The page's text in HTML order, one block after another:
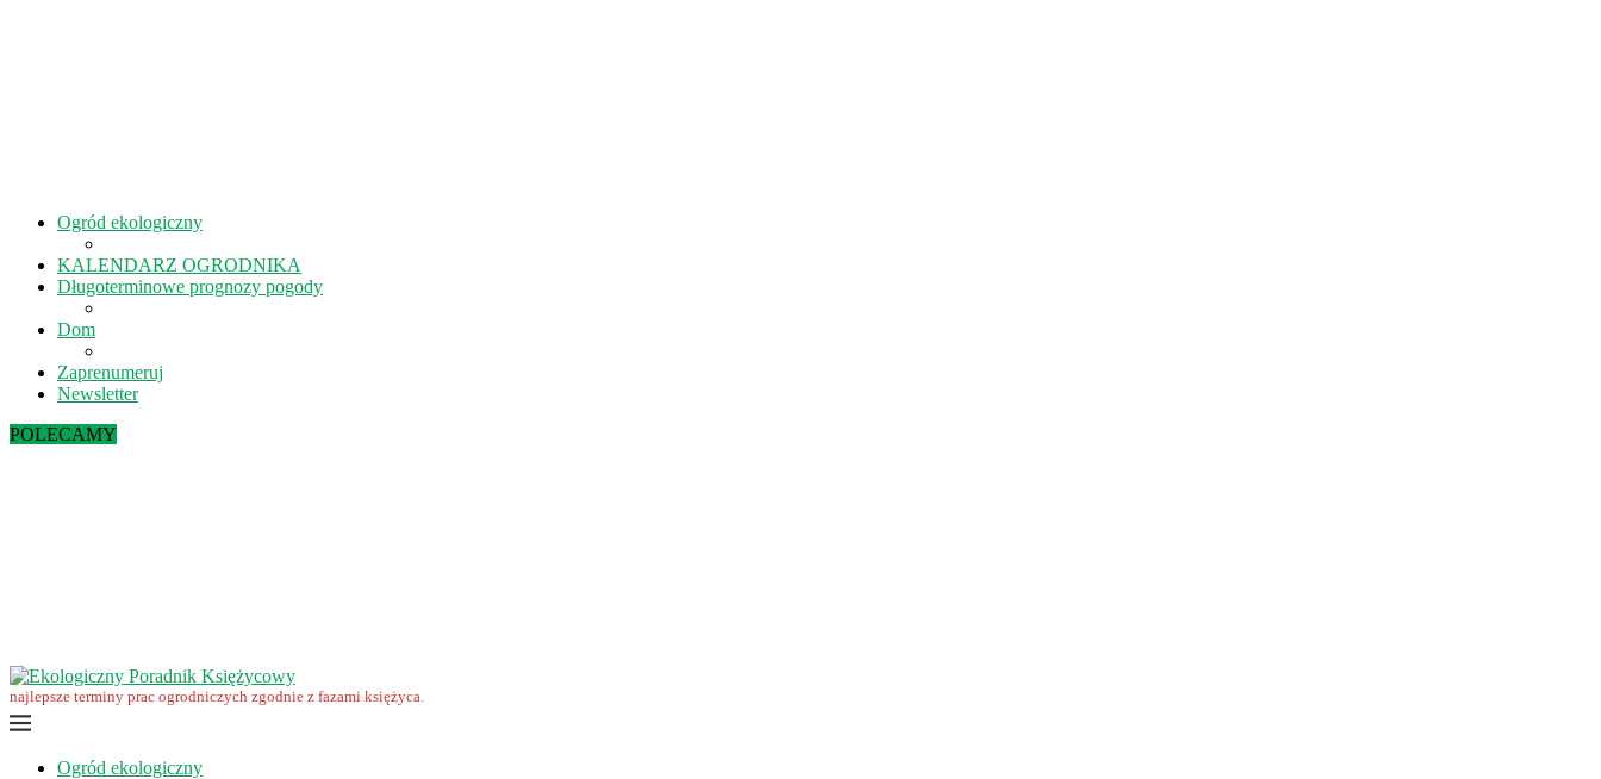
Ogród ekologiczny
KALENDARZ OGRODNIKA
Długoterminowe prognozy pogody
Dom
Zaprenumeruj
Newsletter
POLECAMY
najlepsze terminy prac ogrodniczych zgodnie z fazami księżyca.
Ogród ekologiczny